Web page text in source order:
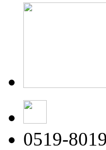
0519-